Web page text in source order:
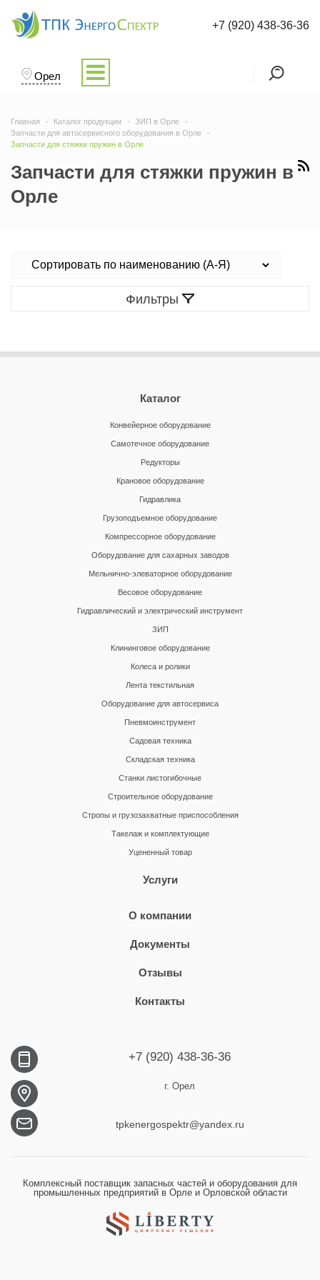
Орел
+7 (920) 438-36-36
Главная Каталог продукции
ЗИП в Орле
Запчасти для автосервисного оборудования в Орле
Запчасти для стяжки пружин в Орле
Запчасти для стяжки пружин в
Орле
Фильтры
Каталог
Конвейерное оборудование
Самотечное оборудование
Редукторы
Крановое оборудование
Гидравлика
Грузоподъемное оборудование
Компрессорное оборудование
Оборудование для сахарных заводов
Мельнично-элеваторное оборудование
Весовое оборудование
Гидравлический и электрический инструмент
ЗИП
Клининговое оборудование
Колеса и ролики
Лента текстильная
Оборудование для автосервиса
Пневмоинструмент
Садовая техника
Складская техника
Станки листогибочные
Строительное оборудование
Стропы и грузозахватные приспособления
Такелаж и комплектующие
Уцененный товар
Услуги
О компании
Документы
Отзывы
Контакты
+7 (920) 438-36-36
г. Орел
tpkenergospektr@yandex.ru
Комплексный поставщик запасных частей и оборудования для
промышленных предприятий в Орле и Орловской области